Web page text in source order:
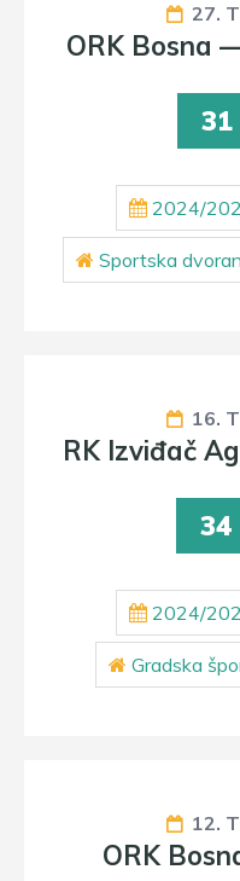
27.
ORK Bosna
31
2024/
Sportska
16.
RK Izviđač
34
2024/
Gradska
12.
ORK